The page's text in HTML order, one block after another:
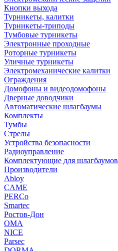
Кнопки выхода
Турникеты, калитки
Турникеты-триподы
Тумбовые турникеты
Электронные проходные
Роторные турникеты
Уличные турникеты
Электромеханические калитки
Ограждения
Домофоны и видеодомофоны
Дверные доводчики
Автоматические шлагбаумы
Комплекты
Тумбы
Стрелы
Устройства безопасности
Радиоуправление
Комплектующие для шлагбаумов
Производители
Abloy
CAME
PERCo
Smartec
Ростов-Дон
ОМА
NICE
Parsec